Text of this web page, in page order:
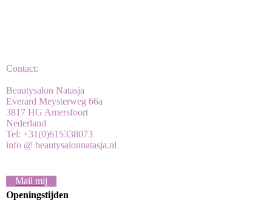
Contact:
Beautysalon Natasja
Everard Meysterweg 66a
3817 HG Amersfoort
Nederland
Tel: +31(0)615338073
info @ beautysalonnatasja.nl
Mail mij
Openingstijden